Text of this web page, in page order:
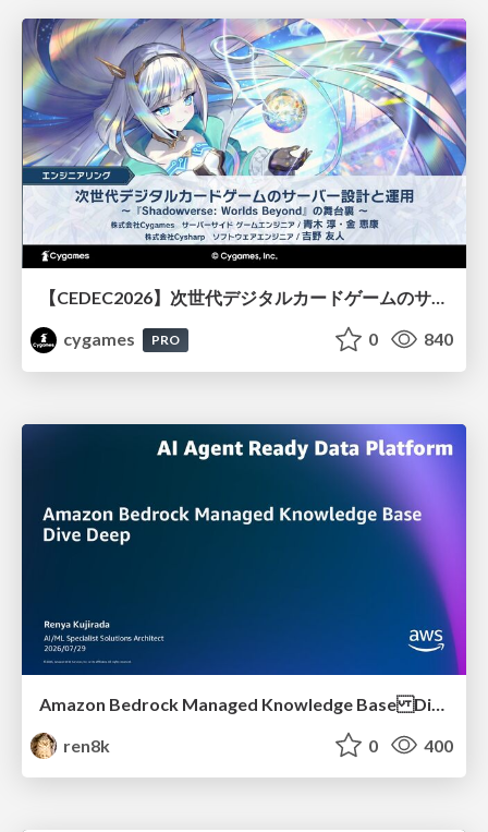
【CEDEC2026】次世代デジタルカードゲームのサーバー設計と運用 〜『Shadowverse: Worlds Beyond』の舞台裏～
cygames
PRO 0 840
ren8k
0 400